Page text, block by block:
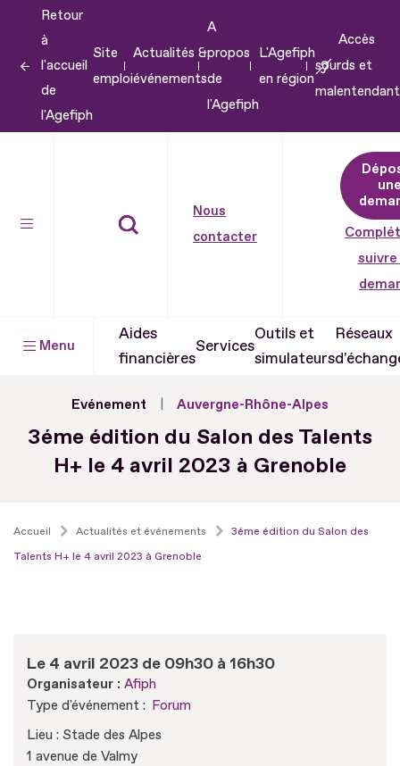
contenu
Retour
à
l'accueil
de
l'Agefiph
Site
emploi
Actualités &
événements
A
propos
de
l'Agefiph
L'Agefiph
en région
Accès
sourds et
Nous
contacter
suivre
Menu
Aides
financières
Services
Outils et
simulateurs
Réseaux
Evénement Auvergne-Rhône-Alpes
3éme édition du Salon des Talents
H+ le 4 avril 2023 à Grenoble
Accueil Actualités et événements
3éme édition du Salon des
Talents H+ le 4 avril 2023 à Grenoble
Le 4 avril 2023 de 09h30 à 16h30
Organisateur : Afiph
Type d'événement : Forum
Lieu : Stade des Alpes
1 avenue de Valmy